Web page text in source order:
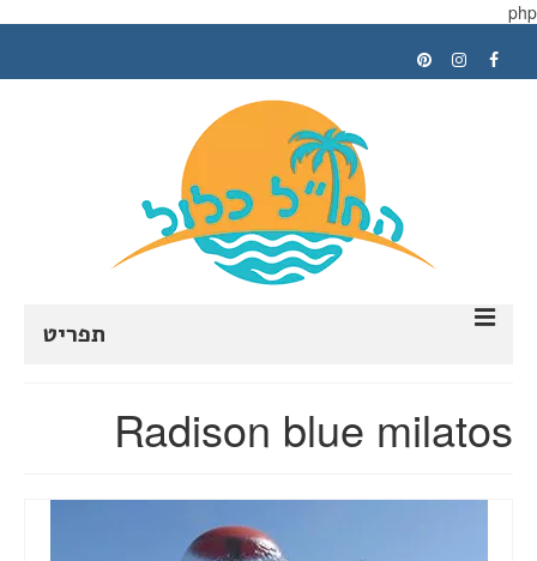
php
תפריט
תכנון טיול
טיפים
Radison blue milatos